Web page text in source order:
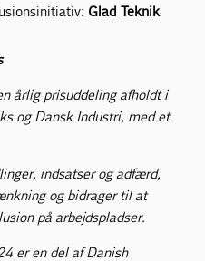
Glad Teknik
årlig prisuddeling afholdt i
og Dansk Industri, med et
indsatser og adfærd,
og bidrager til at
på arbejdspladser.
er en del af Danish